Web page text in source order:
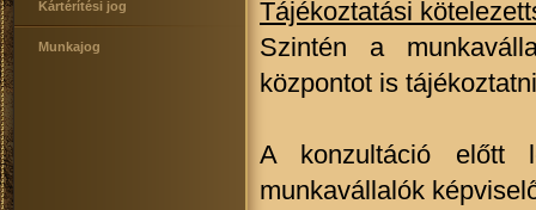
Kártérítési jog
Munkajog
Tájékoztatási
Szintén a
központot is
A konzultáció előtt
munkavállalók